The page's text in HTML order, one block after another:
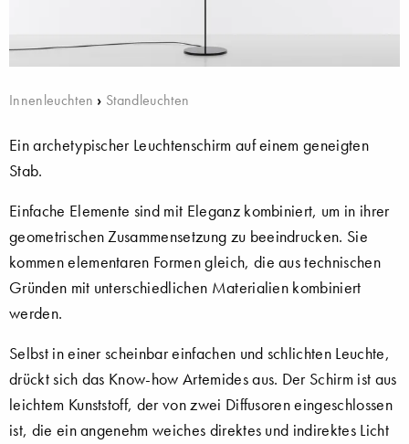
Innenleuchten › Standleuchten
Ein archetypischer Leuchtenschirm auf einem geneigten
Stab.
Einfache Elemente sind mit Eleganz kombiniert, um in ihrer
geometrischen Zusammensetzung zu beeindrucken. Sie
kommen elementaren Formen gleich, die aus technischen
Gründen mit unterschiedlichen Materialien kombiniert
werden.
Selbst in einer scheinbar einfachen und schlichten Leuchte,
drückt sich das Know-how Artemides aus. Der Schirm ist aus
leichtem Kunststoff, der von zwei Diffusoren eingeschlossen
ist, die ein angenehm weiches direktes und indirektes Licht